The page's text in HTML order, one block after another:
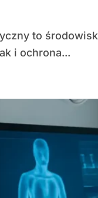
i ochrona...